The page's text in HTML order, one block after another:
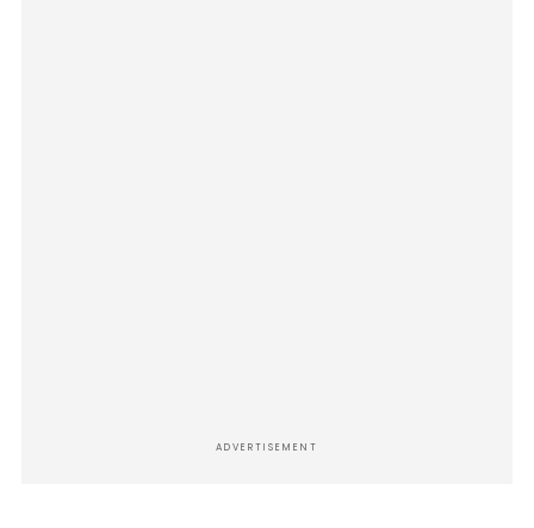
ADVERTISEMENT